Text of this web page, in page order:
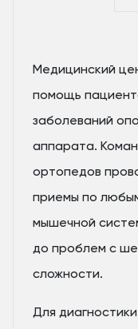
Медицинский
помощь
заболеваний
аппарата.
ортопедов
приемы по
мышечной
до проблем с
сложности.
Для